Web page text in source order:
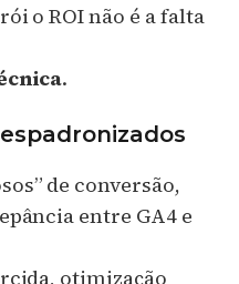
o ROI não é a falta
.
de conversão,
entre GA4 e
otimização